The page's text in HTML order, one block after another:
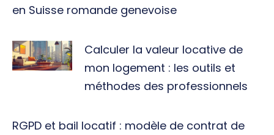
en Suisse romande genevoise
Calculer la valeur locative de
mon logement : les outils et
méthodes des professionnels
RGPD et bail locatif : modèle de contrat de